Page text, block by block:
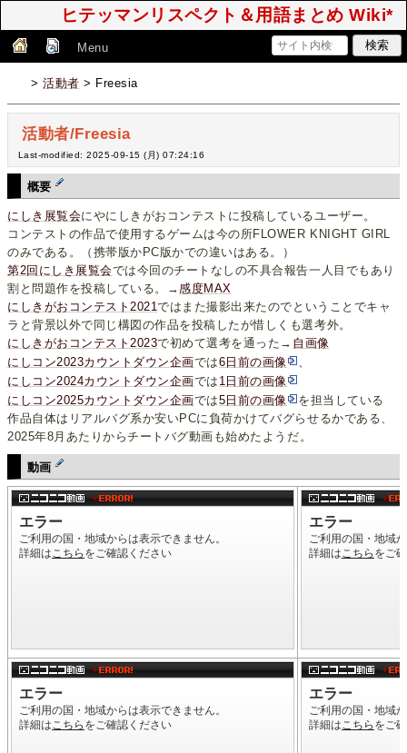
ヒテッマンリスペクト＆用語まとめ Wiki*
Menu
>活動者 > Freesia
活動者/Freesia
Last-modified: 2025-09-15 (月) 07:24:16
概要
にしき展覧会にやにしきがおコンテストに投稿しているユーザー。
コンテストの作品で使用するゲームは今の所FLOWER KNIGHT GIRL
のみである。（携帯版かPC版かでの違いはある。）
第2回にしき展覧会では今回のチートなしの不具合報告一人目でもあり
割と問題作を投稿している。→感度MAX
にしきがおコンテスト2021ではまた撮影出来たのでということでキャ
ラと背景以外で同じ構図の作品を投稿したが惜しくも選考外。
にしきがおコンテスト2023で初めて選考を通った→ 自画像
にしコン2023カウントダウン企画では6日前の画像
、
にしコン2024カウントダウン企画では 1日前の画像
にしコン2025カウントダウン企画では5日前の画像
を担当している
作品自体はリアルバグ系か安いPCに負荷かけてバグらせるかである、
2025年8月あたりからチートバグ動画も始めたようだ。
動画